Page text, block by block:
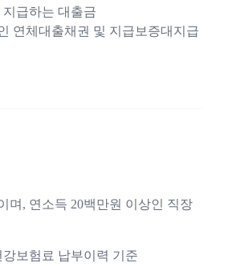
급하는 대출금
연체대출채권 및 지급보증대지급
며, 연소득 20백만원 이상인 직장
보험료 납부이력 기준